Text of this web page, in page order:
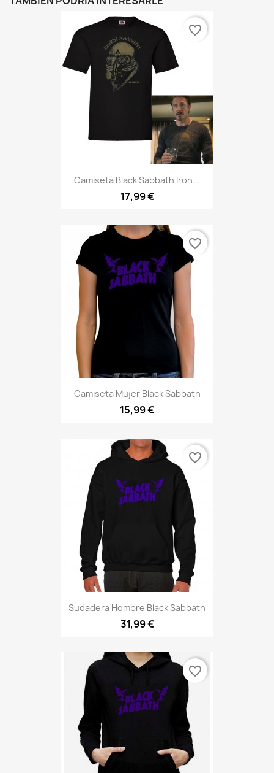
Camiseta Black Sabbath Iron...
17,99 €
favorite_border
Camiseta Mujer Black Sabbath
15,99 €
favorite_border
Sudadera Hombre Black Sabbath
31,99 €
favorite_border
favorite_border